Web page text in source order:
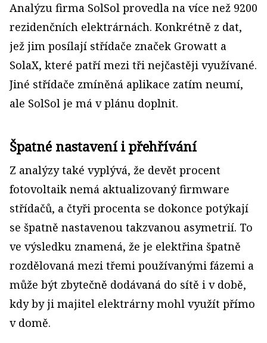
Analýzu firma SolSol provedla na více než 9200
rezidenčních elektrárnách. Konkrétně z dat,
jež jim posílají střídače značek Growatt a
SolaX, které patří mezi tři nejčastěji využívané.
Jiné střídače zmíněná aplikace zatím neumí,
ale SolSol je má v plánu doplnit.
Špatné nastavení i přehřívání
Z analýzy také vyplývá, že devět procent
fotovoltaik nemá aktualizovaný firmware
střídačů, a čtyři procenta se dokonce potýkají
se špatně nastavenou takzvanou asymetrií. To
ve výsledku znamená, že je elektřina špatně
rozdělovaná mezi třemi používanými fázemi a
může být zbytečně dodávaná do sítě i v době,
kdy by ji majitel elektrárny mohl využít přímo
v domě.